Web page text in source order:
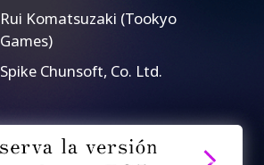
Rui Komatsuzaki (Tookyo
Games)
Spike Chunsoft, Co. Ltd.